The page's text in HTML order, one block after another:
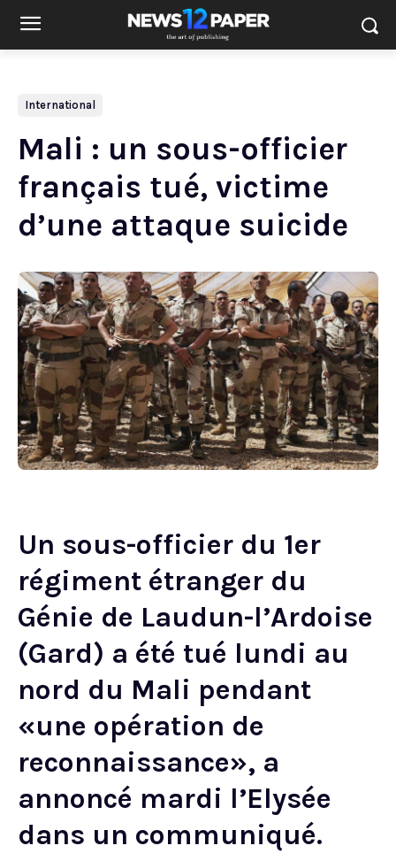
International
Mali : un sous-officier
français tué, victime
d’une attaque suicide
Un sous-officier du 1er
régiment étranger du
Génie de Laudun-l’Ardoise
(Gard) a été tué lundi au
nord du Mali pendant
«une opération de
reconnaissance», a
annoncé mardi l’Elysée
dans un communiqué.